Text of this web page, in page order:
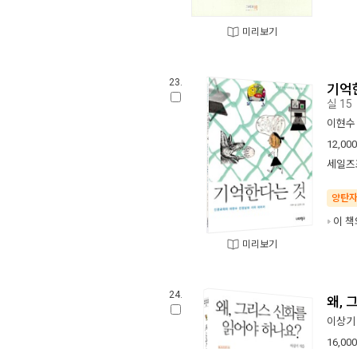
미리보기
23.
미리보기
기억
실 15
이현수
12,000
세일
양탄
이
24. 왜,
이상기
16,000